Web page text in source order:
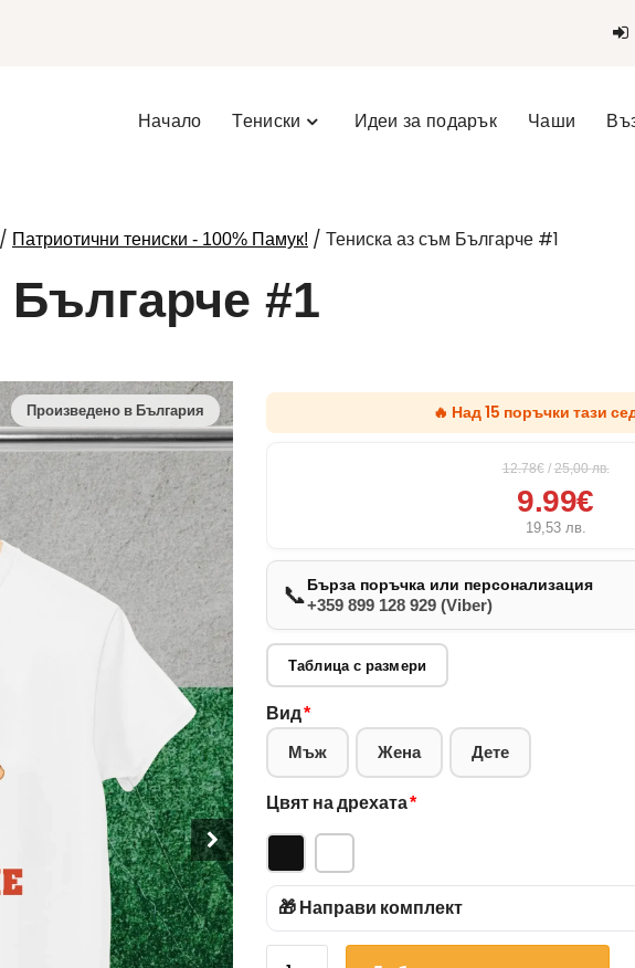
Начало Тениски Идеи за подарък Чаши
/ Патриотични тениски - 100% Памук! / Тениска аз съм Българче #1
#1
🔥 Над 15 поръчки тази
12.78€ / 25,00лв.
9.99€
19,53 лв.
📞Бърза поръчка или персонализация
+359 899 128 929 (Viber)
Таблица с размери
Вид*
Мъж Жена Дете
Цвят на дрехата*
🎁 Направи комплект
количество